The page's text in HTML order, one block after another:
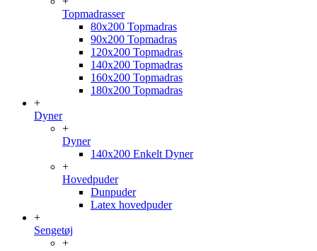
Topmadrasser
80x200 Topmadras
90x200 Topmadras
120x200 Topmadras
140x200 Topmadras
160x200 Topmadras
180x200 Topmadras
+
Dyner
+
Dyner
140x200 Enkelt Dyner
+
Hovedpuder
Dunpuder
Latex hovedpuder
+
Sengetøj
+